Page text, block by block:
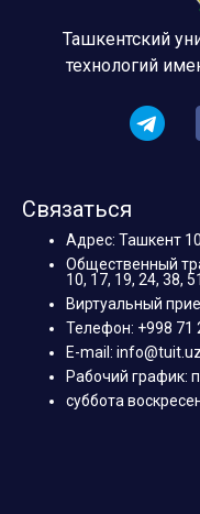
Ташкентский
технологий
Связаться
Адрес: Ташкент
Общественный
10, 17, 19, 24, 38,
Виртуальный
Телефон: +998 71
E-mail: info@tuit.uz
Рабочий график:
суббота